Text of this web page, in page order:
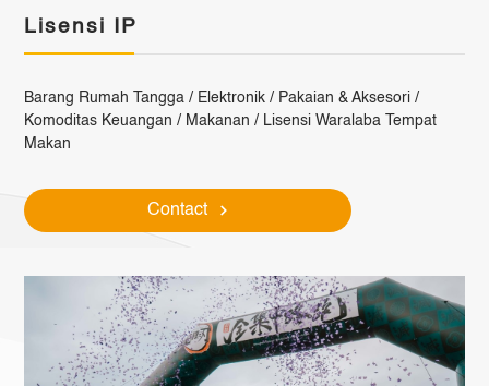
Lisensi IP
Barang Rumah Tangga / Elektronik / Pakaian & Aksesori /
Komoditas Keuangan / Makanan / Lisensi Waralaba Tempat
Makan
Contact